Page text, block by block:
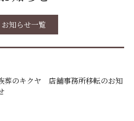
お知らせ一覧
葬のキクヤ 店舗事務所移転のお知